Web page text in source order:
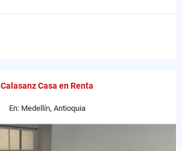
Calasanz Casa en Renta
En: Medellín, Antioquia